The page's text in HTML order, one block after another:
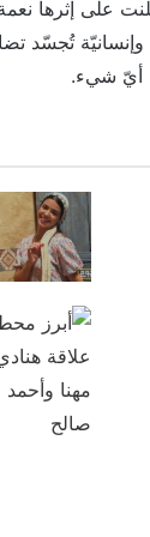
على إثرها
تُجسّد
أيّ شيء.